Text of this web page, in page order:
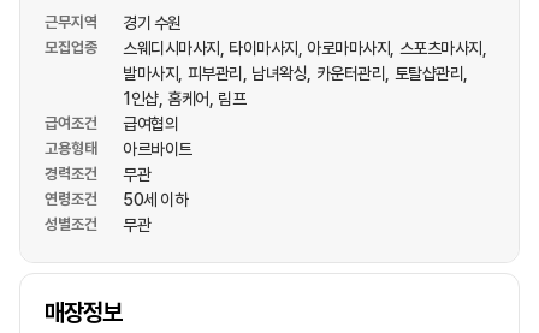
근무지역 경기 수원
모집업종 스웨디시마사지 타이마사지 아로마마사지
스포츠마사지
발마사지
피부관리 남녀왁싱 카운터관리
토탈샵관리
1인샵 홈케어 림프
급여조건 급여협의
고용형태 아르바이트
경력조건 무관
연령조건 50세 이하
성별조건 무관
매장정보
상호명